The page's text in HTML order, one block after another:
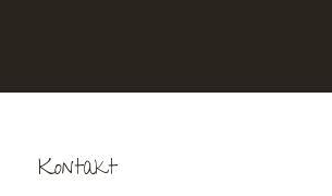
Kontakt